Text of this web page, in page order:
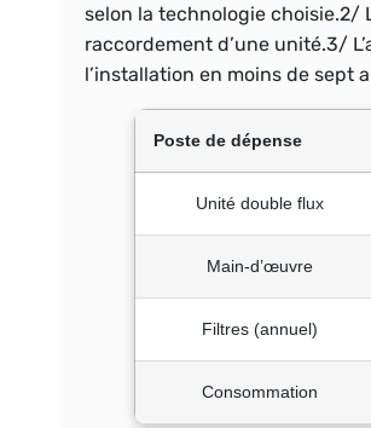
selon la technologie choisie.2/
raccordement d’une unité.3/
l’installation en moins de sept
Poste de dépense
Unité double flux
Main-d’œuvre
Filtres (annuel)
Consommation